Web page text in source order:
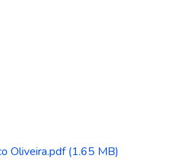
Oliveira.pdf(1.65 MB)